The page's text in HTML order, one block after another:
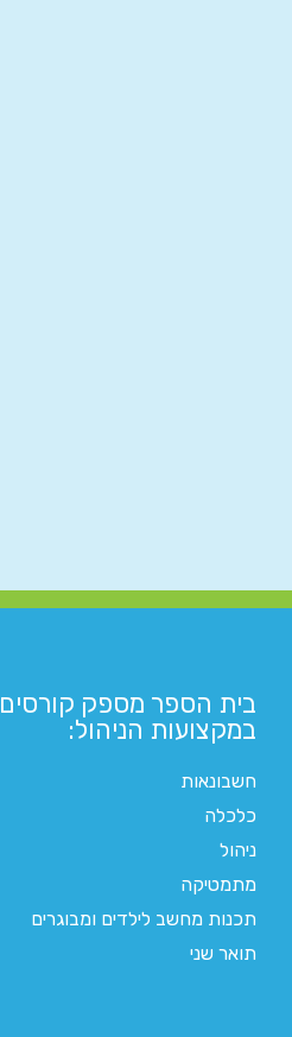
בית הספר מספק קורסים
במקצועות הניהול:
חשבונאות
כלכלה
ניהול
מתמטיקה
תכנות מחשב לילדים ומבוגרים
תואר שני